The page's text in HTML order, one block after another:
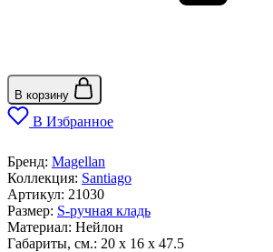
В корзину
В Избранное
Бренд: Magellan
Коллекция: Santiago
Артикул: 21030
Размер: S-ручная кладь
Материал: Нейлон
Габариты, см.: 20 x 16 x 47.5